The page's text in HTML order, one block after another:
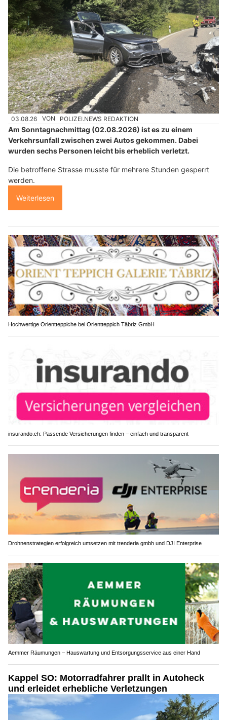
03.08.26 VON POLIZEI.NEWS REDAKTION
Am Sonntagnachmittag (02.08.2026) ist es zu einem
Verkehrsunfall zwischen zwei Autos gekommen. Dabei
wurden sechs Personen leicht bis erheblich verletzt.
Die betroffene Strasse musste für mehrere Stunden gesperrt
werden.
Weiterlesen
Hochwertige Orientteppiche bei Orientteppich Täbriz GmbH
insurando.ch: Passende Versicherungen finden – einfach und transparent
Drohnenstrategien erfolgreich umsetzen mit trenderia gmbh und DJI Enterprise
Aemmer Räumungen – Hauswartung und Entsorgungsservice aus einer Hand
Kappel SO: Motorradfahrer prallt in Autoheck
und erleidet erhebliche Verletzungen